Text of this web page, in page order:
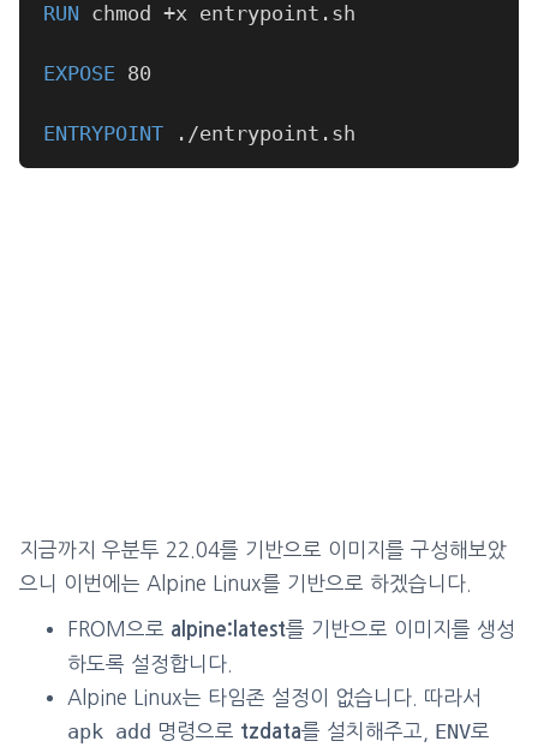
RUN chmod +x entrypoint.sh
EXPOSE 80
ENTRYPOINT ./entrypoint.sh
지금까지 우분투 22.04를 기반으로 이미지를 구성해보았
으니 이번에는 Alpine Linux를 기반으로 하겠습니다.
FROM으로 alpine:latest를 기반으로 이미지를 생성
하도록 설정합니다.
Alpine Linux는 타임존 설정이 없습니다. 따라서
apk add 명령으로 tzdata를 설치해주고, ENV로